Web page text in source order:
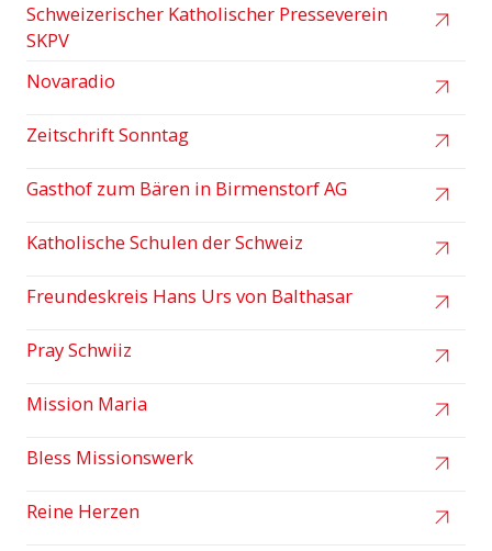
Schweizerischer Katholischer Presseverein
SKPV
Novaradio
Zeitschrift Sonntag
Gasthof zum Bären in Birmenstorf AG
Katholische Schulen der Schweiz
Freundeskreis Hans Urs von Balthasar
Pray Schwiiz
Mission Maria
Bless Missionswerk
Reine Herzen